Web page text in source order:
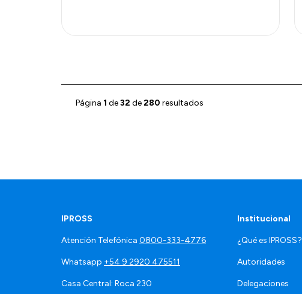
Página 1 de32 de280 resultados
IPROSS
Atención Telefónica 0800-333-4776
Whatsapp +54 9 2920 475511
Casa Central: Roca 230
Institucional
¿Qué es IPROSS?
Autoridades
Delegaciones